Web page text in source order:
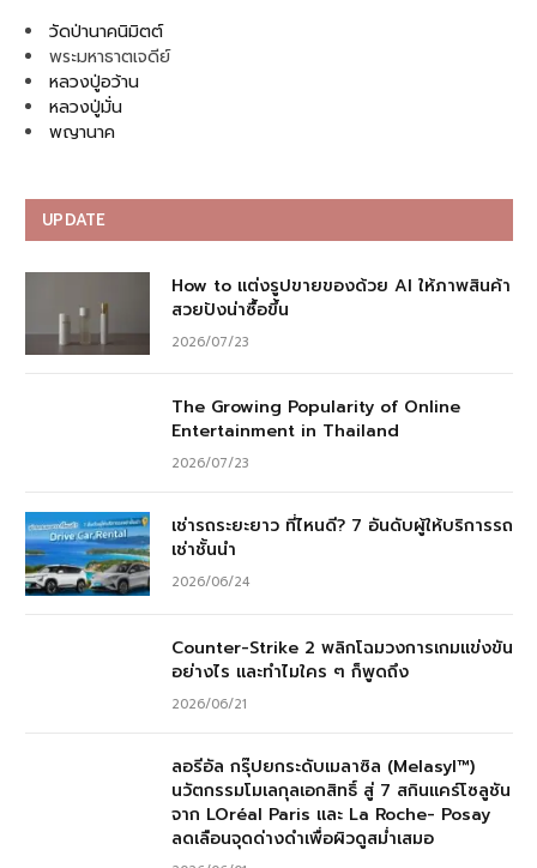
วัดป่านาคนิมิตต์
พระมหาธาตเจดีย์
หลวงปู่อว้าน
หลวงปู่มั่น
พญานาค
UPDATE
How to แต่งรูปขายของด้วย AI ให้ภาพสินค้า
สวยปังน่าซื้อขึ้น
2026/07/23
The Growing Popularity of Online
Entertainment in Thailand
2026/07/23
เช่ารถระยะยาว ที่ไหนดี? 7 อันดับผู้ให้บริการรถ
เช่าชั้นนำ
2026/06/24
Counter-Strike 2 พลิกโฉมวงการเกมแข่งขัน
อย่างไร และทำไมใคร ๆ ก็พูดถึง
2026/06/21
ลอรีอัล กรุ๊ปยกระดับเมลาซิล (Melasyl™)
นวัตกรรมโมเลกุลเอกสิทธิ์ สู่ 7 สกินแคร์โซลูชัน
จาก LOréal Paris และ La Roche- Posay
ลดเลือนจุดด่างดำเพื่อผิวดูสม่ำเสมอ